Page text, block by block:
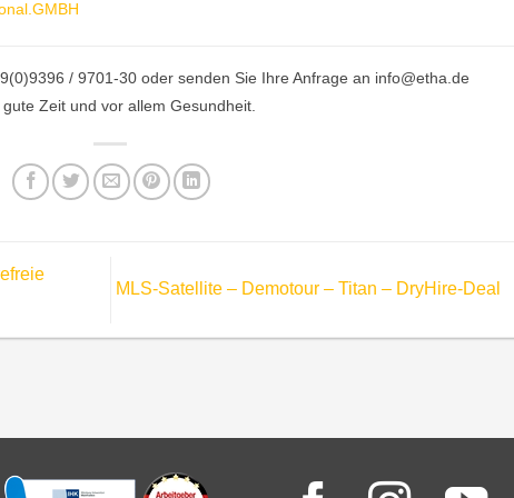
/ 9701-30 oder senden Sie Ihre Anfrage an info@etha.de
Zeit und vor allem Gesundheit.
MLS-Satellite – Demotour – Titan – DryHire-Deal